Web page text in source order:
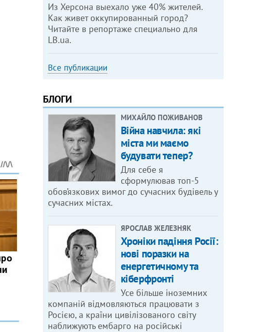
Из Херсона выехало уже 40% жителей.
Как живет оккупированный город?
Читайте в репортаже специально для
LB.ua.
Все публикации
БЛОГИ
МИХАЙЛО ПОЖИВАНОВ
Війна навчила: які
міста ми маємо
будувати тепер?
Для себе я
сформулював топ-5
обов’язкових вимог до сучасних будівель у
сучасних містах.
ЯРОСЛАВ ЖЕЛЕЗНЯК
Хроніки падіння Росії:
нові поразки на
енергетичному та
кіберфронті
Усе більше іноземних
компаній відмовляються працювати з
Росією, а країни цивілізованого світу
наближують ембарго на російські